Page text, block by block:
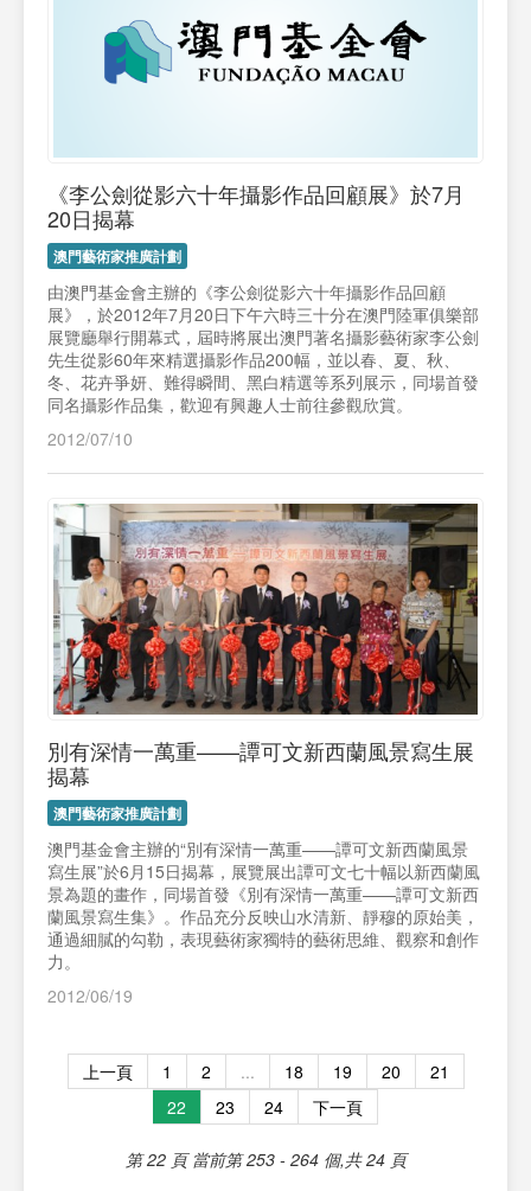
《李公劍從影六十年攝影作品回顧展》於7月
20日揭幕
澳門藝術家推廣計劃
由澳門基金會主辦的《李公劍從影六十年攝影作品回顧
展》，於2012年7月20日下午六時三十分在澳門陸軍俱樂部
展覽廳舉行開幕式，屆時將展出澳門著名攝影藝術家李公劍
先生從影60年來精選攝影作品200幅，並以春、夏、秋、
冬、花卉爭妍、難得瞬間、黑白精選等系列展示，同場首發
同名攝影作品集，歡迎有興趣人士前往參觀欣賞。
2012/07/10
別有深情一萬重——譚可文新西蘭風景寫生展
揭幕
澳門藝術家推廣計劃
澳門基金會主辦的“別有深情一萬重——譚可文新西蘭風景
寫生展”於6月15日揭幕，展覽展出譚可文七十幅以新西蘭風
景為題的畫作，同場首發《別有深情一萬重——譚可文新西
蘭風景寫生集》。作品充分反映山水清新、靜穆的原始美，
通過細膩的勾勒，表現藝術家獨特的藝術思維、觀察和創作
力。
2012/06/19
上一頁 1 2 ... 18 19 20
21
22
23 24 下一頁
第 22 頁 當前第 253 - 264 個,共 24 頁